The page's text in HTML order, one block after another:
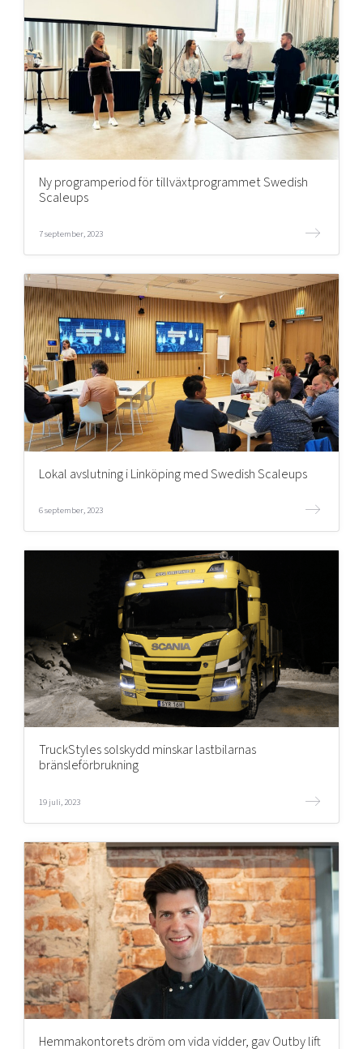
Ny programperiod för tillväxtprogrammet Swedish
Scaleups
7 september, 2023
Lokal avslutning i Linköping med Swedish Scaleups
6 september, 2023
TruckStyles solskydd minskar lastbilarnas
bränsleförbrukning
19 juli, 2023
Hemmakontorets dröm om vida vidder, gav Outby lift